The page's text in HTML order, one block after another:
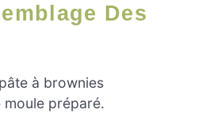
à brownies
moule préparé.